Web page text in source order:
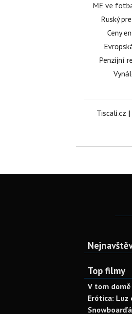
ME ve
Ruský
Ceny
Penzijní
Tiscali.cz |
Top filmy
V tom
Erótica: Luz